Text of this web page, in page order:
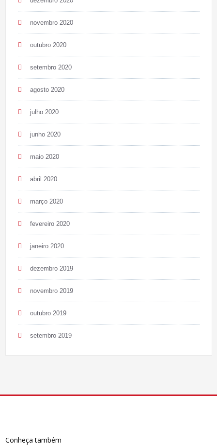
novembro 2020
outubro 2020
setembro 2020
agosto 2020
julho 2020
junho 2020
maio 2020
abril 2020
março 2020
fevereiro 2020
janeiro 2020
dezembro 2019
novembro 2019
outubro 2019
setembro 2019
Conheça também